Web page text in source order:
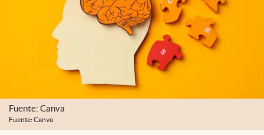
abre en nueva pestaña
México
Fuente: Canva
Fuente: Canva